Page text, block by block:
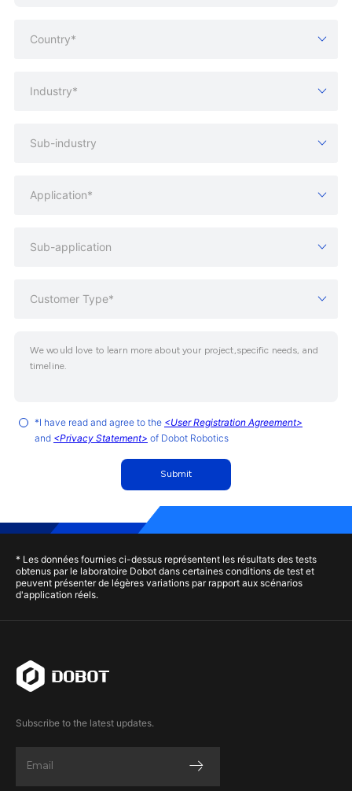
Country*
Industry*
Sub-industry
Application*
Sub-application
Customer Type*
*I have read and agree to the <User Registration Agreement>
and <Privacy Statement> of Dobot Robotics
Submit
* Les données fournies ci-dessus représentent les résultats des tests
obtenus par le laboratoire Dobot dans certaines conditions de test et
peuvent présenter de légères variations par rapport aux scénarios
d'application réels.
Subscribe to the latest updates.